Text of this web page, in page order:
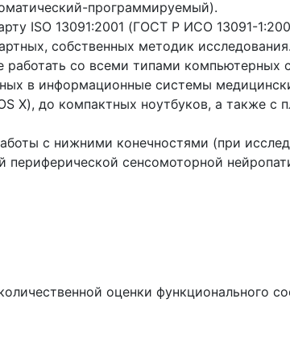
программируемый).
ISO 13091:2001 (ГОСТ Р ИСО 13091-
собственных методик исследования.
со всеми типами компьютерных
в информационные системы
X), до компактных ноутбуков, а также с
с нижними конечностями (при
периферической сенсомоторной
оценки функционального